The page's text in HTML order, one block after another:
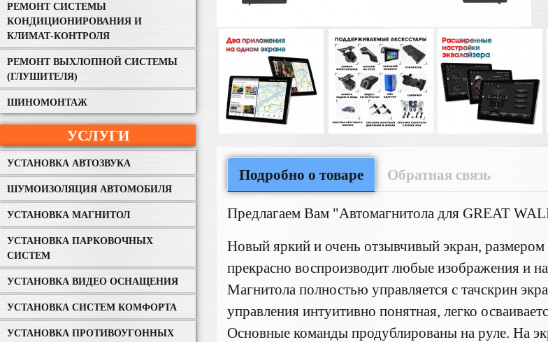
РЕМОНТ СИСТЕМЫ
КОНДИЦИОНИРОВАНИЯ И
КЛИМАТ-КОНТРОЛЯ
РЕМОНТ ВЫХЛОПНОЙ СИСТЕМЫ
(ГЛУШИТЕЛЯ)
ШИНОМОНТАЖ
УСЛУГИ
УСТАНОВКА АВТОЗВУКА
ШУМОИЗОЛЯЦИЯ АВТОМОБИЛЯ
УСТАНОВКА МАГНИТОЛ
УСТАНОВКА ПАРКОВОЧНЫХ
СИСТЕМ
УСТАНОВКА ВИДЕО ОСНАЩЕНИЯ
УСТАНОВКА СИСТЕМ КОМФОРТА
УСТАНОВКА ПРОТИВОУГОННЫХ
Подробно о товаре Обратная связь
Предлагаем Вам "Автомагнитола для GREAT
Новый яркий и очень отзывчивый экран,
прекрасно воспроизводит любые изображения и
Магнитола полностью управляется с тачскрин
управления интуитивно понятная, легко
Основные команды продублированы на руле. На